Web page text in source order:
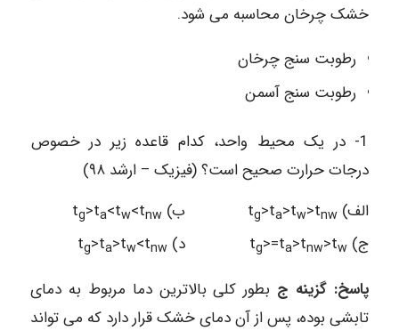
خشک چرخان محاسبه می شود.
رطوبت سنج چرخان
رطوبت سنج آسمن
1- در یک محیط واحد، کدام قاعده زیر در خصوص
درجات حرارت صحیح است؟ (فیزیک – ارشد ۹۸)
الف) t
g>ta>tw>tnw ب) t g>ta<tw<tnw
ج) t g>=ta>tnw>tw د) t g>ta>tw<tnw
پاسخ: گزینه ج بطور کلی بالاترین دما مربوط به دمای
تابشی بوده، پس از آن دمای خشک قرار دارد که می تواند